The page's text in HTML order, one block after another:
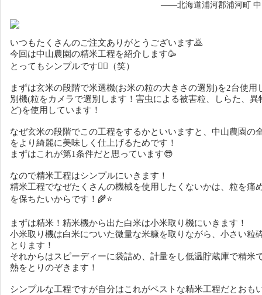
——北海道浦河郡浦河町 中
いつもたくさんのご注文ありがとうございます🙇
今回は中山農園の精米工程を紹介します🥳
とってもシンプルです💁‍♂️（笑）
まずは玄米の段階で米選機(お米の粒の大きさの選別)を2台使用
別機(粒をカメラで選別します！害虫による被害粒、しらた、異
ど)を使用しています！
なぜ玄米の段階でこの工程をするかといいますと、中山農園の
をより綺麗に美味しく仕上げるためです！
まずはこれが第1条件だと思っています😎
なので精米工程はシンプルにいきます！
精米工程でなぜたくさんの機械を使用したくないかは、粒を痛
を保ちたいからです！🌾⭐️
まずは精米！精米機から出た白米は小米取り機にいきます！
小米取り機は白米についた微量な米糠を取りながら、小さい粒
とります！
それからはスピーディーに袋詰め、計量をし低温貯蔵庫で精米
熱をとりのぞきます！
シンプルな工程ですが自分はこれがベストな精米工程だとおも